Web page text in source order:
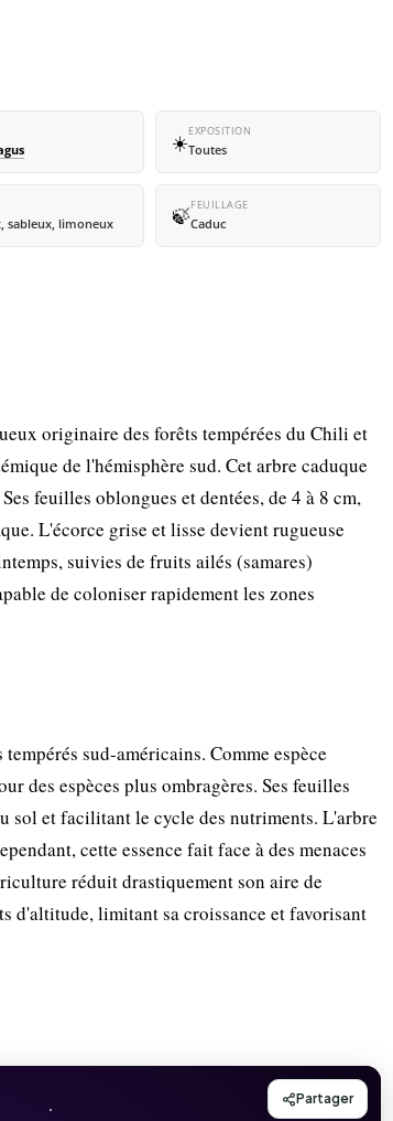
☀️EXPOSITION
Toutes
sableux, limoneux 🍃FEUILLAGE
Caduc
originaire des forêts tempérées du Chili et
de l'hémisphère sud. Cet arbre caduque
feuilles oblongues et dentées, de 4 à 8 cm,
L'écorce grise et lisse devient rugueuse
suivies de fruits ailés (samares)
de coloniser rapidement les zones
sud-américains. Comme espèce
des espèces plus ombragères. Ses feuilles
sol et facilitant le cycle des nutriments. L'arbre
cette essence fait face à des menaces
réduit drastiquement son aire de
d'altitude, limitant sa croissance et favorisant